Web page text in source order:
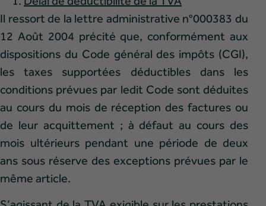
Il ressort de la lettre administrative n°000383 du
12 Août 2004 précité que, conformément aux
dispositions du Code général des impôts (CGI),
les taxes supportées déductibles dans les
conditions prévues par ledit Code sont déduites
au cours du mois de réception des factures ou
de leur acquittement ; à défaut au cours des
mois ultérieurs pendant une période de deux
ans sous réserve des exceptions prévues par le
même article.